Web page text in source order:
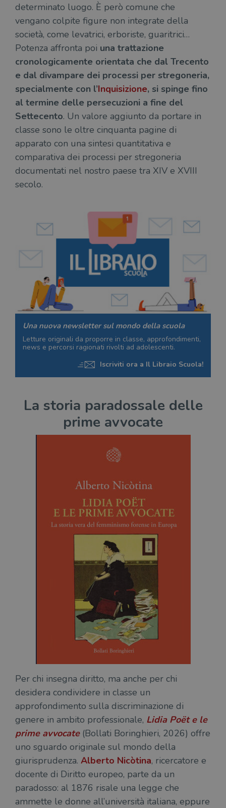
determinato luogo. È però comune che
vengano colpite figure non integrate della
società, come levatrici, erboriste, guaritrici…
Potenza affronta poi una trattazione
cronologicamente orientata che dal Trecento
e dal divampare dei processi per stregoneria,
specialmente con l’Inquisizione, si spinge fino
al termine delle persecuzioni a fine del
Settecento. Un valore aggiunto da portare in
classe sono le oltre cinquanta pagine di
apparato con una sintesi quantitativa e
comparativa dei processi per stregoneria
documentati nel nostro paese tra XIV e XVIII
secolo.
Una nuova newsletter sul mondo della scuola
Letture originali da proporre in classe, approfondimenti,
news e percorsi ragionati rivolti ad adolescenti.
Iscriviti ora a Il Libraio Scuola!
La storia paradossale delle
prime avvocate
Per chi insegna diritto, ma anche per chi
desidera condividere in classe un
approfondimento sulla discriminazione di
genere in ambito professionale, Lidia Poët e le
prime avvocate (Bollati Boringhieri, 2026) offre
uno sguardo originale sul mondo della
giurisprudenza. Alberto Nicòtina, ricercatore e
docente di Diritto europeo, parte da un
paradosso: al 1876 risale una legge che
ammette le donne all’università italiana, eppure